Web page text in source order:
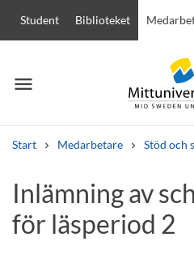
Student Biblioteket
menu
Meny
Start Medarbetare Stöd och
Andra söktjänster
Kurser och programKursplaner
Lediga jobb
Inlämning av
för läsperiod 2